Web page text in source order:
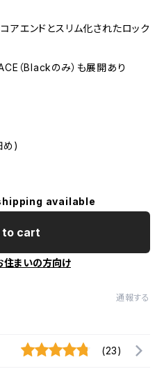
エンドとスリム化されたロック
（Blackのみ）も展開あり
め)
available
to cart
住まいの方向け
通報する
(23)